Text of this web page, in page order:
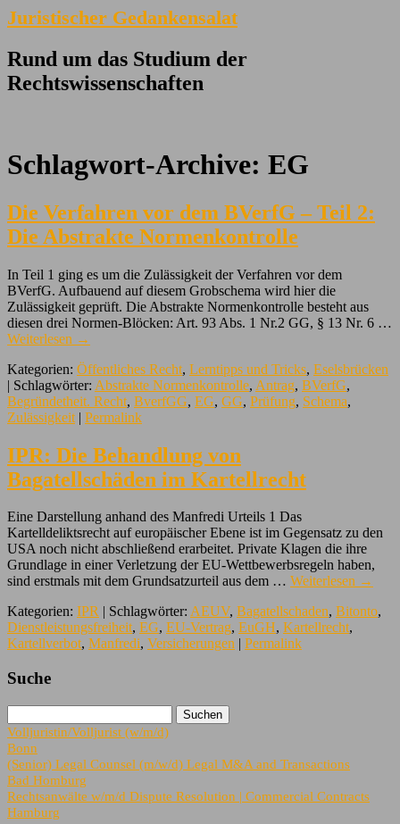
Juristischer Gedankensalat
Rund um das Studium der
Rechtswissenschaften
Schlagwort-Archive: EG
Die Verfahren vor dem BVerfG – Teil 2:
Die Abstrakte Normenkontrolle
In Teil 1 ging es um die Zulässigkeit der Verfahren vor dem
BVerfG. Aufbauend auf diesem Grobschema wird hier die
Zulässigkeit geprüft. Die Abstrakte Normenkontrolle besteht aus
diesen drei Normen-Blöcken: Art. 93 Abs. 1 Nr.2 GG, § 13 Nr. 6 …
Weiterlesen →
Kategorien: Öffentliches Recht, Lerntipps und Tricks, Eselsbrücken
| Schlagwörter: Abstrakte Normenkontrolle, Antrag, BVerfG,
Begründetheit. Recht, BverfGG, EG, GG, Prüfung, Schema,
Zulässigkeit | Permalink
IPR: Die Behandlung von
Bagatellschäden im Kartellrecht
Eine Darstellung anhand des Manfredi Urteils 1 Das
Kartelldeliktsrecht auf europäischer Ebene ist im Gegensatz zu den
USA noch nicht abschließend erarbeitet. Private Klagen die ihre
Grundlage in einer Verletzung der EU-Wettbewerbsregeln haben,
sind erstmals mit dem Grundsatzurteil aus dem … Weiterlesen →
Kategorien: IPR | Schlagwörter: AEUV, Bagatellschaden, Bitonto,
Dienstleistungsfreiheit, EG, EU-Vertrag, EuGH, Kartellrecht,
Kartellverbot, Manfredi, Versicherungen | Permalink
Suche
Volljuristin/Volljurist (w/m/d)
Bonn
(Senior) Legal Counsel (m/w/d) Legal M&A and Transactions
Bad Homburg
Rechtsanwälte w/m/d Dispute Resolution | Commercial Contracts
Hamburg